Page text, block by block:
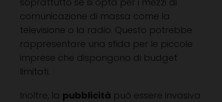
comunicazione di massa come la
televisione o la radio. Questo potrebbe
rappresentare una sfida per le piccole
imprese che dispongono di budget
limitati.
Inoltre, la pubblicità può essere invasiva